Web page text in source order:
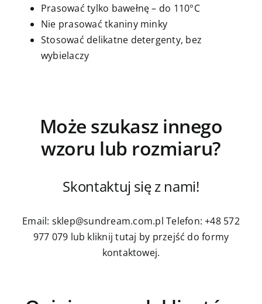
Prasować tylko bawełnę – do 110°C
Nie prasować tkaniny minky
Stosować delikatne detergenty, bez
wybielaczy
Może szukasz innego
wzoru lub rozmiaru?
Skontaktuj się z nami!
Email: sklep@sundream.com.pl Telefon: +48 572
977 079 lub kliknij tutaj by przejść do formy
kontaktowej.